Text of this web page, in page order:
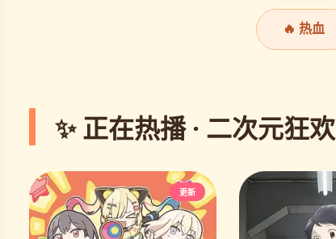
🔥 热血
✨ 正在热播 · 二次元狂欢
更新